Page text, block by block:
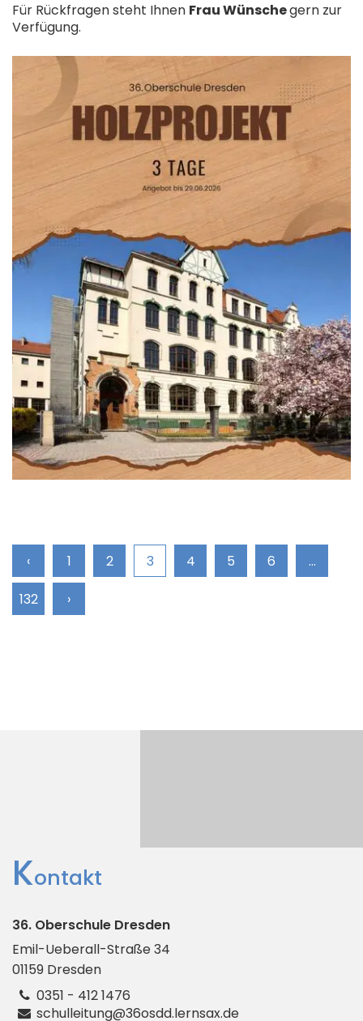
Für Rückfragen steht Ihnen Frau Wünschegern zur
Verfügung.
‹ 1 2 3 4 5 6 ...
132 ›
Kontakt
36. Oberschule Dresden
Emil-Ueberall-Straße34
01159 Dresden
0351 - 412 1476
schulleitung@36osdd.lernsax.de